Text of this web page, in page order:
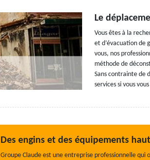
Le
Vous êtes à la
et d’évacuation de
vous, nos
méthode de
Sans contrainte de
services si vous
Des engins et des équipements
Groupe Claude est une entreprise professionnelle